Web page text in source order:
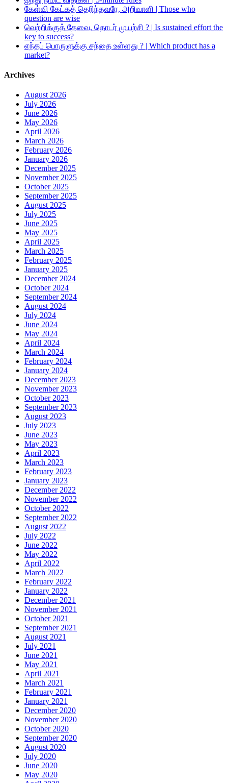
கேள்வி கேட்கத் தெரிந்தவரே, அறிவாளி | Those who
question are wise
வெற்றிக்குத் தேவை, தொடர் முயற்சி ? | Is sustained effort the
key to success?
எந்தப் பொருளுக்கு சந்தை உள்ளது ? | Which product has a
market?
Archives
August 2026
July 2026
June 2026
May 2026
April 2026
March 2026
February 2026
January 2026
December 2025
November 2025
October 2025
September 2025
August 2025
July 2025
June 2025
May 2025
April 2025
March 2025
February 2025
January 2025
December 2024
October 2024
September 2024
August 2024
July 2024
June 2024
May 2024
April 2024
March 2024
February 2024
January 2024
December 2023
November 2023
October 2023
September 2023
August 2023
July 2023
June 2023
May 2023
April 2023
March 2023
February 2023
January 2023
December 2022
November 2022
October 2022
September 2022
August 2022
July 2022
June 2022
May 2022
April 2022
March 2022
February 2022
January 2022
December 2021
November 2021
October 2021
September 2021
August 2021
July 2021
June 2021
May 2021
April 2021
March 2021
February 2021
January 2021
December 2020
November 2020
October 2020
September 2020
August 2020
July 2020
June 2020
May 2020